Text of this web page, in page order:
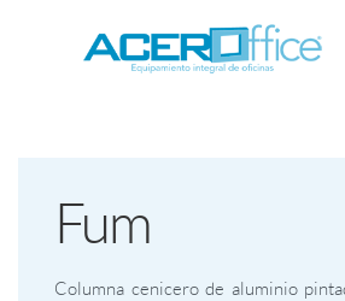
Fum
Columna cenicero de aluminio